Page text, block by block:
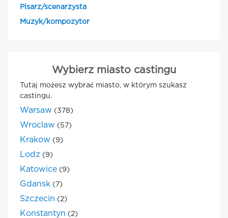
Pisarz/scenarzysta
Muzyk/kompozytor
Wybierz miasto castingu
Tutaj możesz wybrać miasto, w którym szukasz
castingu.
Warsaw (378)
Wroclaw (57)
Krakow (9)
Lodz (9)
Katowice (9)
Gdansk (7)
Szczecin (2)
Konstantyn (2)